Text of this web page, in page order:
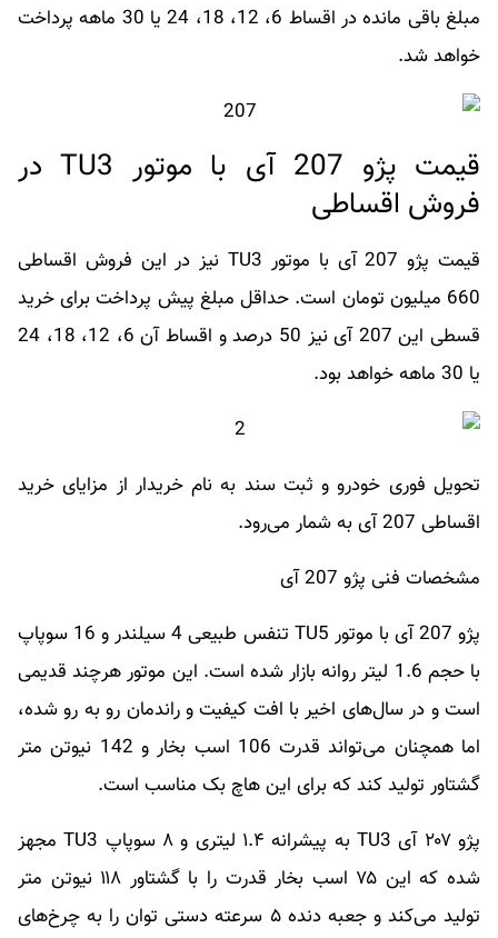
مبلغ باقی مانده در اقساط 6، 12، 18، 24 یا 30 ماهه پرداخت
خواهد شد.
قیمت پژو 207 آی با موتور TU3 در
فروش اقساطی
قیمت پژو 207 آی با موتور TU3 نیز در این فروش اقساطی
660 میلیون تومان است. حداقل مبلغ پیش پرداخت برای خرید
قسطی این 207 آی نیز 50 درصد و اقساط آن 6، 12، 18، 24
یا 30 ماهه خواهد بود.
تحویل فوری خودرو و ثبت سند به نام خریدار از مزایای خرید
اقساطی 207 آی به شمار می‌رود.
مشخصات فنی پژو 207 آی
پژو 207 آی با موتور TU5 تنفس طبیعی 4 سیلندر و 16 سوپاپ
با حجم 1.6 لیتر روانه بازار شده است. این موتور هرچند قدیمی
است و در سال‌های اخیر با افت کیفیت و راندمان رو به رو شده،
اما همچنان می‌تواند قدرت 106 اسب بخار و 142 نیوتن متر
گشتاور تولید کند که برای این هاچ بک مناسب است.
پژو ۲۰۷ آی TU3 به پیشرانه ۱.۴ لیتری و ۸ سوپاپ TU3 مجهز
شده که این ۷۵ اسب بخار قدرت را با گشتاور ۱۱۸ نیوتن متر
تولید می‌کند و جعبه دنده ۵ سرعته دستی توان را به چرخ‌های